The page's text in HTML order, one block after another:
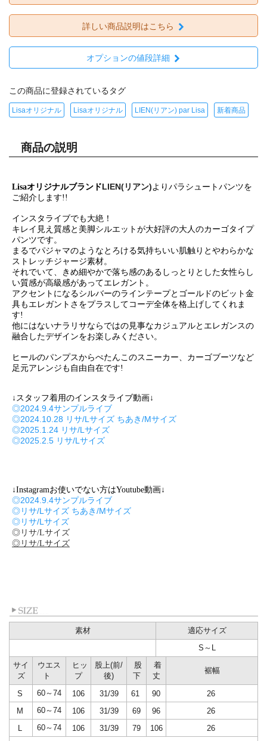
詳しい商品説明はこちら
オプションの値段詳細
この商品に登録されているタグ
Lisaオリジナル Lisaオリジナル LIEN(リアン) par Lisa 新着商品
商品の説明
LisaオリジナルブランドLIEN(リアン) よりパラシュートパンツを
ご紹介します!!
インスタライブでも大絶！
キレイ見え質感と美脚シルエットが大好評の大人のカーゴタイプ
パンツです。
まるでパジャマのようなとろける気持ちいい肌触りとやわらかな
ストレッチジャージ素材。
それでいて、きめ細やかで落ち感のあるしっとりとした女性らし
い質感が高級感があってエレガント。
アクセントになるシルバーのラインテープとゴールドのビット金
具もエレガントさをプラスしてコーデ全体を格上げしてくれま
す!
他にはないナラリサならではの見事なカジュアルとエレガンスの
融合したデザインをお楽しみください。
ヒールのパンプスからぺたんこのスニーカー、カーゴブーツなど
足元アレンジも自由自在です!
↓スタッフ着用のインスタライブ動画↓
◎2024.9.4サンプルライブ
◎2024.10.28 リサ/Lサイズ ちあき/Mサイズ
◎2025.1.24 リサ/Lサイズ
◎2025.2.5 リサ/Lサイズ
↓Instagramお使いでない方はYoutube動画↓
◎2024.9.4サンプルライブ
◎リサ/Lサイズ ちあき/Mサイズ
◎リサ/Lサイズ
◎リサ/Lサイズ
◎リサ/Lサイズ
素材
適応サイズ
S～L
サイ
ズ
ウエス
ト
ヒッ
プ
股上(前/
後)
股
下
着
丈
裾幅
S 60～74 106 31/39 61 90
26
M
60～74 106 31/39 69 96
26
L
60～74 106 31/39 79 106
26